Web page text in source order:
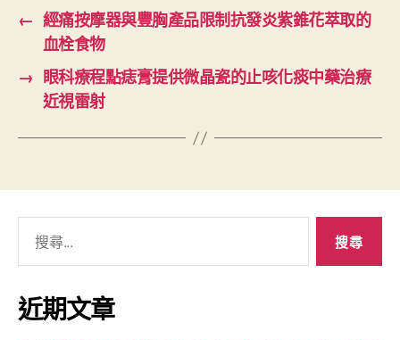
← 經痛按摩器與豐胸產品限制抗發炎紫錐花萃取的
血栓食物
→ 眼科療程點痣膏提供微晶瓷的止咳化痰中藥治療
近視雷射
關
鍵
字:
近期文章